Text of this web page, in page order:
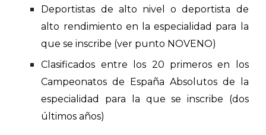
Deportistas de alto nivel o deportista de
alto rendimiento en la especialidad para la
que se inscribe (ver punto NOVENO)
Clasificados entre los 20 primeros en los
Campeonatos de España Absolutos de la
especialidad para la que se inscribe (dos
últimos años)